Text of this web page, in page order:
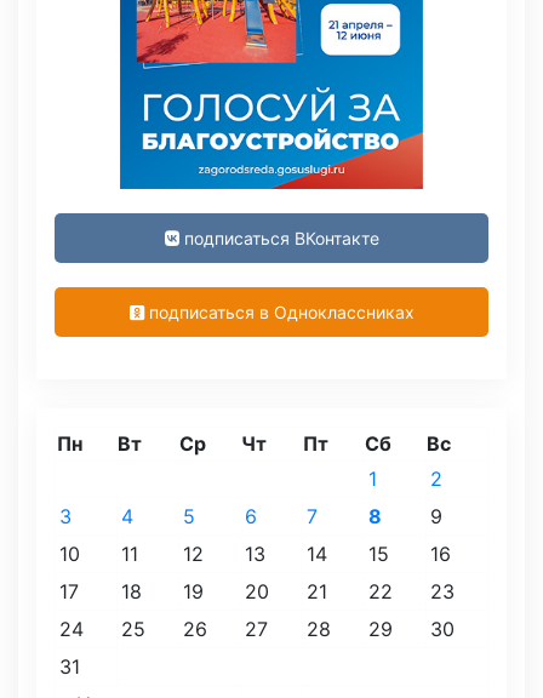
подписаться ВКонтакте
подписаться в Одноклассниках
Пн Вт Ср Чт Пт Сб Вс
1
2
3
4 5 6 7 8
9
10
11 12 13 14 15
16
17
18 19 20 21 22
23
24
25 26 27 28 29
30
31